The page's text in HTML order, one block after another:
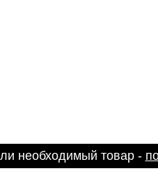
необходимый товар -